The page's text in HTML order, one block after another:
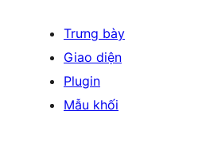
Trưng bày
Giao diện
Plugin
Mẫu khối